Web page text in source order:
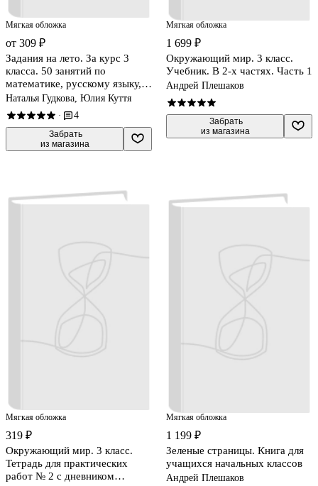
Мягкая обложка
от 309 ₽
Задания на лето. За курс 3
класса. 50 занятий по
математике, русскому языку,
литературному чтению и
окружающему миру.
Материалы для самопроверки
ко всем заданиям
Наталья Гудкова, Юлия Куття
· 4
Забрать
из магазина
Мягкая обложка
1 699 ₽
Окружающий мир. 3 класс.
Учебник. В 2-х частях. Часть 1
Андрей Плешаков
Забрать
из магазина
Мягкая обложка
319 ₽
Окружающий мир. 3 класс.
Тетрадь для практических
работ № 2 с дневником
Мягкая обложка
1 199 ₽
Зеленые страницы. Книга для
учащихся начальных классов
Андрей Плешаков